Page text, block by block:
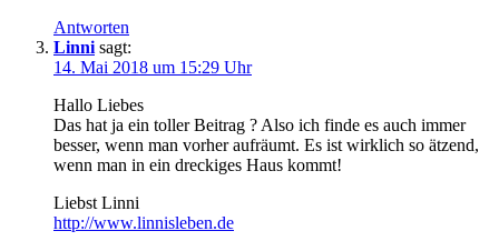
Antworten
Linni sagt:
14. Mai 2018 um 15:29 Uhr
Hallo Liebes
Das hat ja ein toller Beitrag ? Also ich finde es auch immer
besser, wenn man vorher aufräumt. Es ist wirklich so ätzend,
wenn man in ein dreckiges Haus kommt!
Liebst Linni
http://www.linnisleben.de